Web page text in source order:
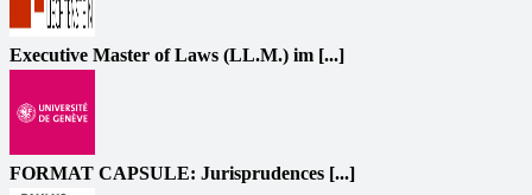
Executive Master of Laws (LL.M.) im [...]
FORMAT CAPSULE: Jurisprudences [...]